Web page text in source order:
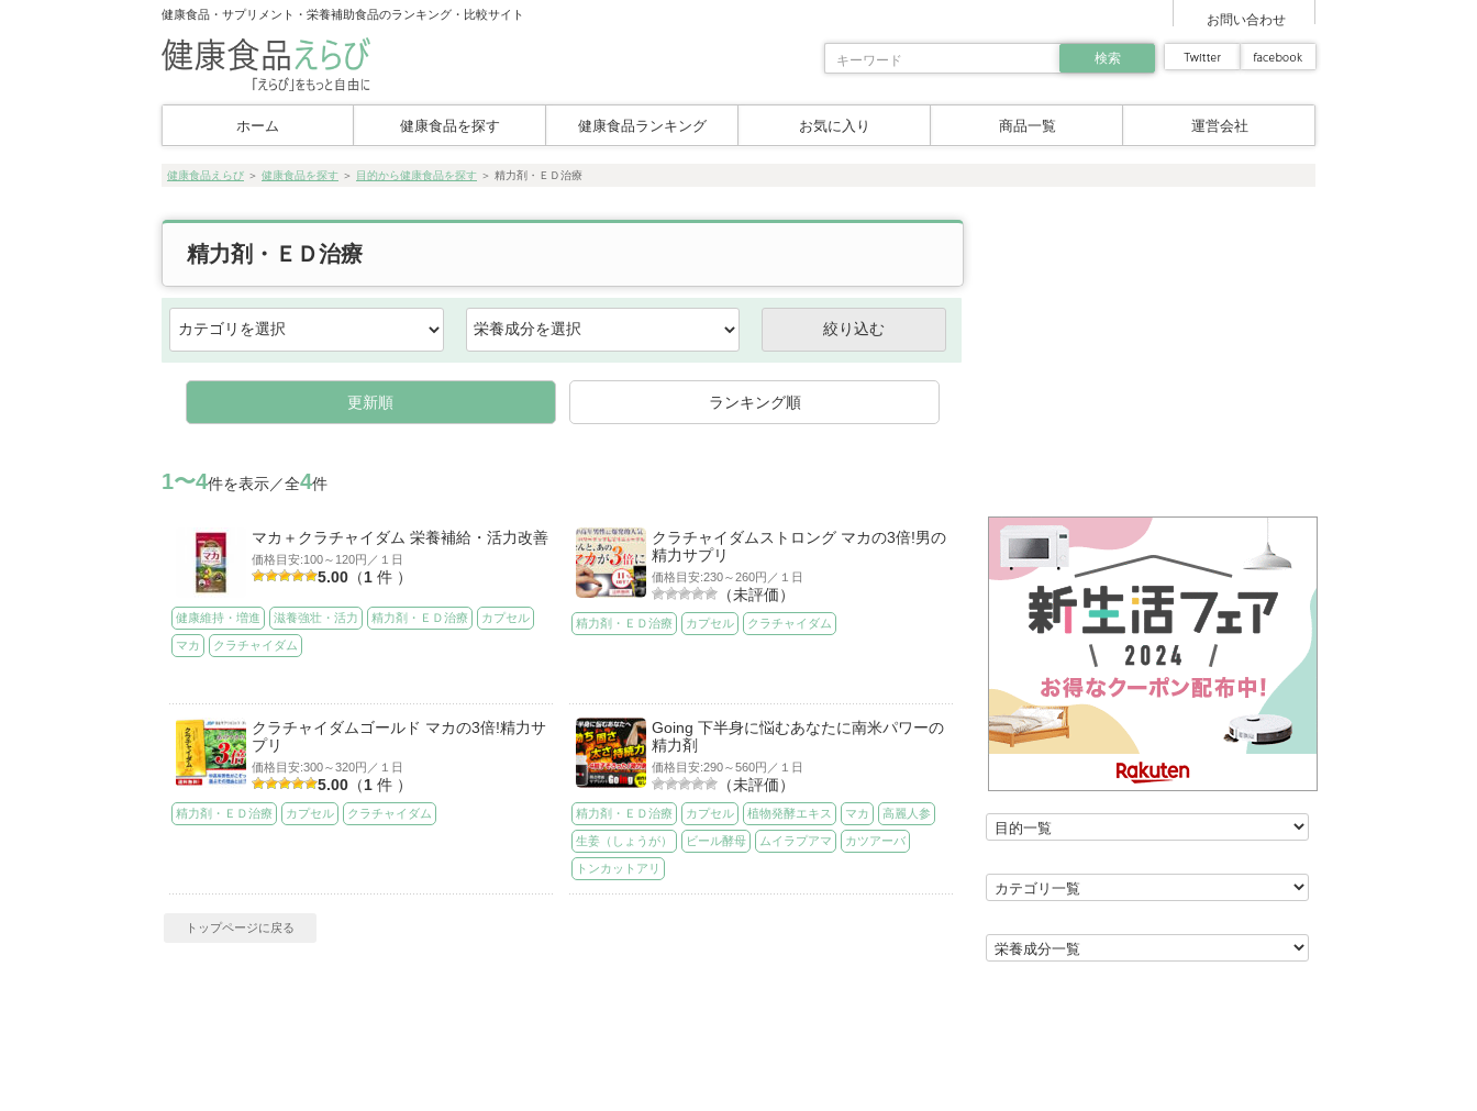
健康食品・サプリメント・栄養補助食品のランキング・比較サイト お問い合わせ
ホーム 健康食品を探す 健康食品ランキング お気に入り 商品一覧 運営会社
健康食品えらび ＞ 健康食品を探す ＞ 目的から健康食品を探す ＞ 精力剤・ＥＤ治療
精力剤・ＥＤ治療
更新順 ランキング順
1〜4件を表示／全4件
マカ＋クラチャイダム 栄養補給・活力改善
価格目安:100～120円／１日
5.00（1件 ）
健康維持・増進 滋養強壮・活力 精力剤・ＥＤ治療 カプセル
マカ クラチャイダム
クラチャイダムストロング マカの3倍!男の
精力サプリ
価格目安:230～260円／１日
（未評価）
精力剤・ＥＤ治療 カプセル クラチャイダム
クラチャイダムゴールド マカの3倍!精力サ
プリ
価格目安:300～320円／１日
5.00（1件 ）
精力剤・ＥＤ治療 カプセル クラチャイダム
Going 下半身に悩むあなたに南米パワーの
精力剤
価格目安:290～560円／１日
（未評価）
精力剤・ＥＤ治療 カプセル 植物発酵エキス マカ 高麗人参
生姜（しょうが） ビール酵母 ムイラプアマ カツアーバ
トンカットアリ
トップページに戻る